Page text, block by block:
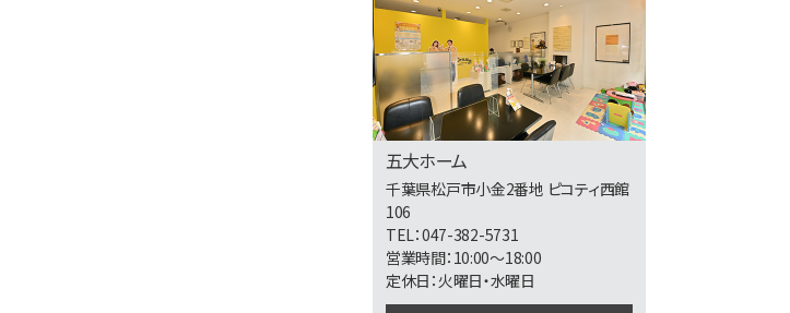
南柏駅徒歩6分！地盤20年保証＋防犯カメ
ラ標準装…
第5位
2,499万円
4ＬＤＫ
運河駅
歩18分
○現地集合、現地解散も可能です ○まず
は資料だけ…
第6位
利回
北松戸駅
歩10分
五大ホーム
千葉県松戸市小金2番地 ピコティ西館
106
TEL：047-382-5731
営業時間：10:00～18:00
定休日：火曜日・水曜日